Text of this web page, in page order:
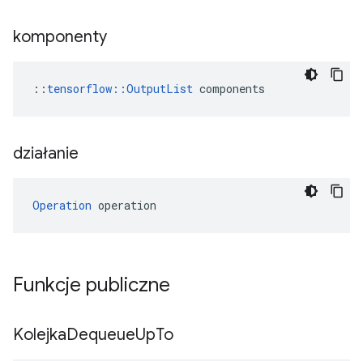
komponenty
:: tensorflow::OutputList components
działanie
Operation operation
Funkcje publiczne
KolejkaDequeueUpTo